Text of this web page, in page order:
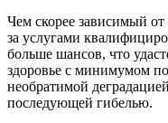
Чем скорее зависимый от
за услугами
больше шансов, что
здоровье с минимумом
необратимой
последующей гибелью.